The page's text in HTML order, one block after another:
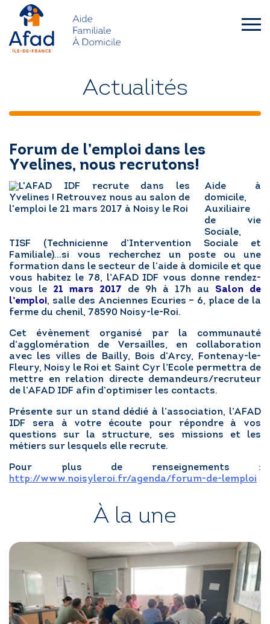
content
afad-
idf.asso.fr
QUI SOMMES-NOUS ?
FAMILLES
SENIORS – HANDICAP
L’AFAD IDF RECRUTE
DEMANDE D’INTERVENTION
RÉGLER MA FACTURE
POSTULER EN LIGNE
Actualités
Forum de l’emploi dans les
Yvelines, nous recrutons!
Aide à
domicile,
Auxiliaire
de vie
Sociale,
TISF (Technicienne d’Intervention Sociale et
Familiale)…si vous recherchez un poste ou une
formation dans le secteur de l’aide à domicile et que
vous habitez le 78, l’AFAD IDF vous donne rendez-
vous le 21 mars 2017 de 9h à 17h au Salon de
l’emploi, salle des Anciennes Ecuries – 6, place de la
ferme du chenil, 78590 Noisy-le-Roi.
Cet évènement organisé par la communauté
d’agglomération de Versailles, en collaboration
avec les villes de Bailly, Bois d’Arcy, Fontenay-le-
Fleury, Noisy le Roi et Saint Cyr l’Ecole permettra de
mettre en relation directe demandeurs/recruteur
de l’AFAD IDF afin d’optimiser les contacts.
Présente sur un stand dédié à l’association, l’AFAD
IDF sera à votre écoute pour répondre à vos
questions sur la structure, ses missions et les
métiers sur lesquels elle recrute.
Pour plus de renseignements :
http://www.noisyleroi.fr/agenda/forum-de-lemploi
À la une